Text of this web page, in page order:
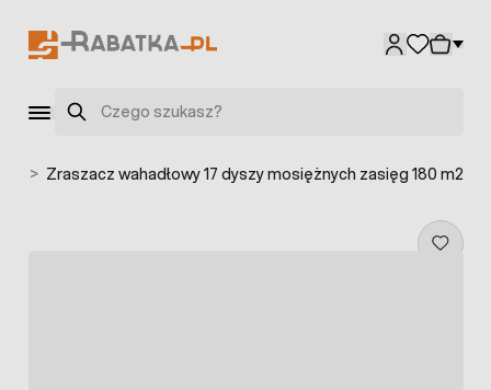
Szukaj
> Zraszacz wahadłowy 17 dyszy mosiężnych zasięg 180 m2